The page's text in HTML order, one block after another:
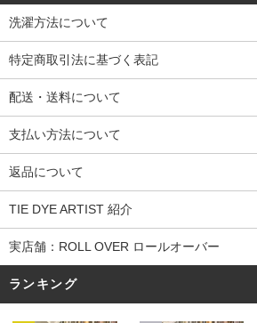
洗濯方法について
特定商取引法に基づく表記
配送・送料について
支払い方法について
返品について
TIE DYE ARTIST 紹介
実店舗：ROLL OVER ロールオーバー
ランキング